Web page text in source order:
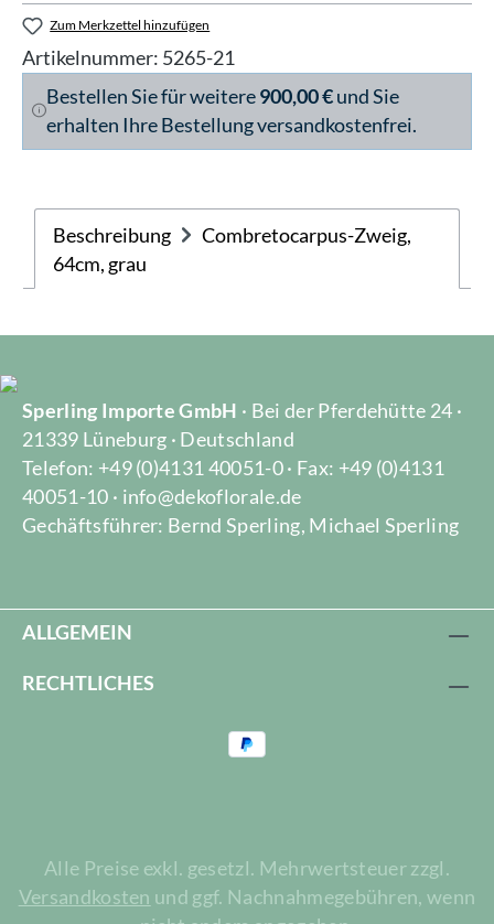
Zum Merkzettel hinzufügen
Artikelnummer: 5265-21
Bestellen Sie für weitere900,00 €und Sie
erhalten Ihre Bestellung versandkostenfrei.
Beschreibung
Combretocarpus-Zweig,
64cm, grau
Sperling Importe GmbH · Bei der Pferdehütte 24 ·
21339 Lüneburg · Deutschland
Telefon: +49 (0)4131 40051-0 · Fax: +49 (0)4131
40051-10 · info@dekoflorale.de
Gechäftsführer: Bernd Sperling, Michael Sperling
ALLGEMEIN
RECHTLICHES
Alle Preise exkl. gesetzl. Mehrwertsteuer zzgl.
Versandkosten und ggf. Nachnahmegebühren, wenn